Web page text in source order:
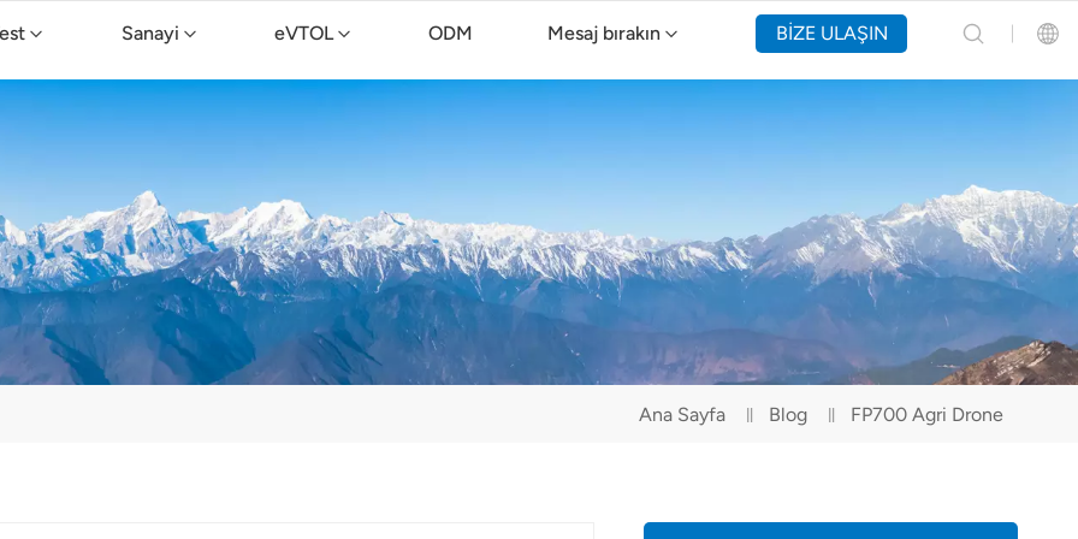
Sanayi eVTOL ODM Mesaj bırakın BİZE ULAŞIN
Русский
Português(Portugal)
Português(Brasil)
Türkçe
Ana Sayfa Blog FP700 Agri Drone